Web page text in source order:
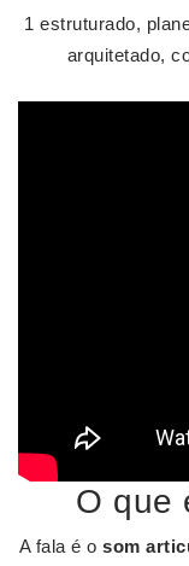
1 estruturado,
arquitetado,
O que
A fala é o som